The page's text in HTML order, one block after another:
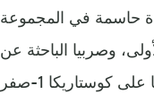
حاسمة في المجموعة
بالتعادل 1-1 في الجولة الأولى، وصربيا الباحثة عن